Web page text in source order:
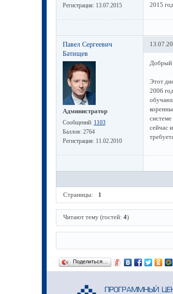
Регистрация: 13.07.2015
2015
Павел Сергеевич
Батищев
Администратор
Сообщений: 1103
Баллов: 2764
Регистрация: 11.02.2010
Добрый
Этот
2006
сейчас
Страницы: 1
Читают тему (гостей:4)
Поделиться…